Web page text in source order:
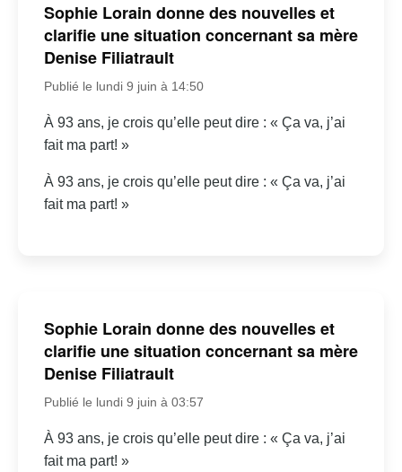
Sophie Lorain donne des nouvelles et
clarifie une situation concernant sa mère
Denise Filiatrault
Publié le lundi 9 juin à 14:50
À 93 ans, je crois qu’elle peut dire : « Ça va, j’ai
fait ma part! »
À 93 ans, je crois qu’elle peut dire : « Ça va, j’ai
fait ma part! »
Sophie Lorain donne des nouvelles et
clarifie une situation concernant sa mère
Denise Filiatrault
Publié le lundi 9 juin à 03:57
À 93 ans, je crois qu’elle peut dire : « Ça va, j’ai
fait ma part! »